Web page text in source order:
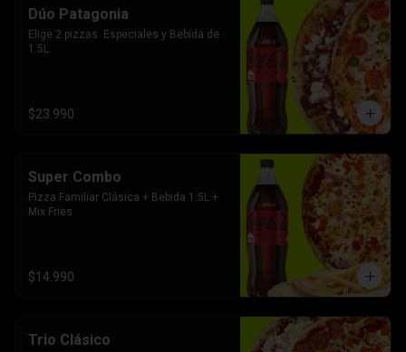
Dúo Patagonia
Elige 2 pizzas  Especiales y Bebida de
1.5L
$23.990
Super Combo
Pizza Familiar Clásica + Bebida 1.5L +
Mix Fries
$14.990
Trio Clásico